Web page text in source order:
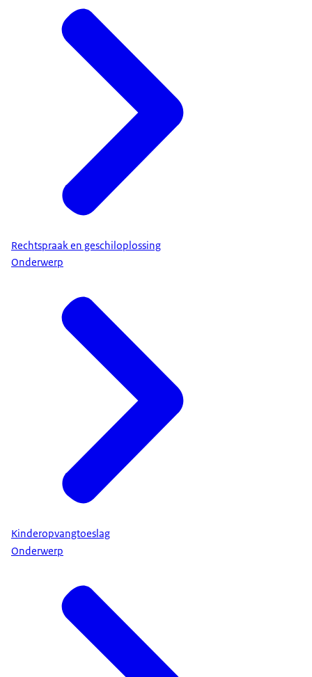
Rechtspraak en geschiloplossing
Onderwerp
Kinderopvangtoeslag
Onderwerp